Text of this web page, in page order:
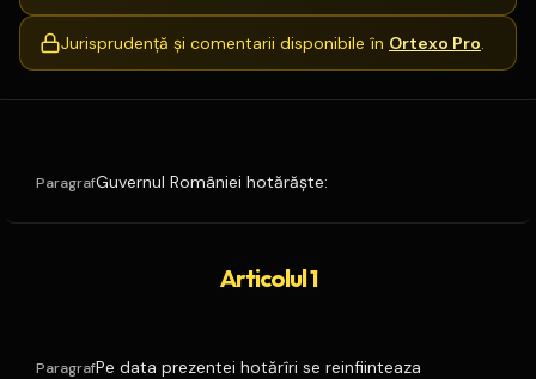
Jurisprudență și comentarii disponibile în Ortexo Pro.
ParagrafGuvernul României hotărăşte:
Articolul 1
ParagrafPe data prezentei hotărîri se reinfiinteaza